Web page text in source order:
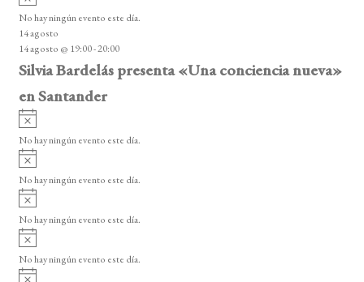
o
v
i
s
o
No hay ningún evento este día.
14 agosto
14 agosto @ 19:00-20:00
Silvia Bardelás presenta «Una conciencia nueva»
en Santander
A
v
i
o
No hay ningún evento este día.
A
v
i
o
No hay ningún evento este día.
A
v
i
o
No hay ningún evento este día.
A
v
i
No hay ningún evento este día.
A